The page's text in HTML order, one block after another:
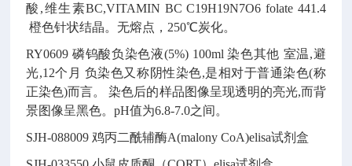
酸,维生素BC,VITAMIN BC C19H19N7O6 folate 441.4
橙色针状结晶。无熔点，250℃炭化。
RY0609 磷钨酸负染色液(5%) 100ml 染色其他 室温,避
光,12个月 负染色又称阴性染色,是相对于普通染色(称
正染色)而言。
染色后的样品图像呈现透明的亮光,而背
景图像呈黑色。pH值为6.8-7.0之间。
SJH-088009 鸡丙二酰辅酶A(malony CoA)elisa试剂盒